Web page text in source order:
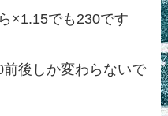
×1.15でも230です
後しか変わらないで